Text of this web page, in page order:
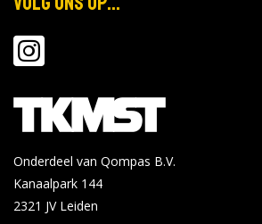
Onderdeel van Qompas B.V.
Kanaalpark 144
2321 JV Leiden